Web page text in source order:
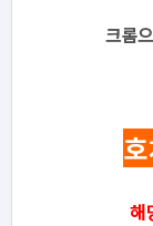
크롬
해